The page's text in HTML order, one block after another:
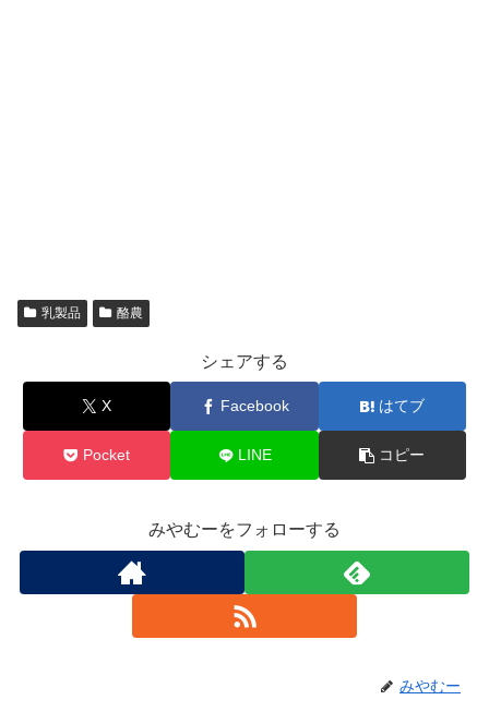
乳製品 酪農
シェアする
X Facebook はてブ
Pocket LINE コピー
みやむーをフォローする
みやむー